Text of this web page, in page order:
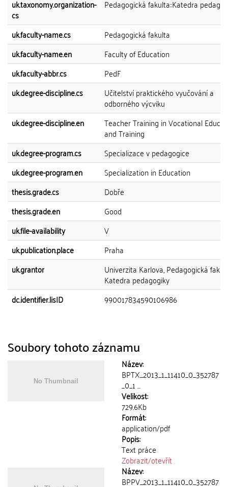
uk.taxonomy.organization-
cs
Pedagogická fakulta::Katedra
uk.faculty-name.cs
Pedagogická fakulta
uk.faculty-name.en
Faculty of Education
uk.faculty-abbr.cs
PedF
uk.degree-discipline.cs
Učitelství praktického vyučování a
odborného výcviku
uk.degree-discipline.en
Teacher Training in Vocational
and Training
uk.degree-program.cs
Specializace v pedagogice
uk.degree-program.en
Specialization in Education
thesis.grade.cs
Dobře
thesis.grade.en
Good
uk.file-availability
V
uk.publication.place
Praha
uk.grantor
Univerzita Karlova, Pedagogická
Katedra pedagogiky
dc.identifier.lisID
990017834590106986
Soubory tohoto záznamu
Název:
BPTX_2013_1_11410_0_352787
_0_1 ...
Velikost:
729.6Kb
Formát:
application/pdf
Popis:
Text práce
Zobrazit/otevřít
Název:
BPPV_2013_1_11410_0_352787